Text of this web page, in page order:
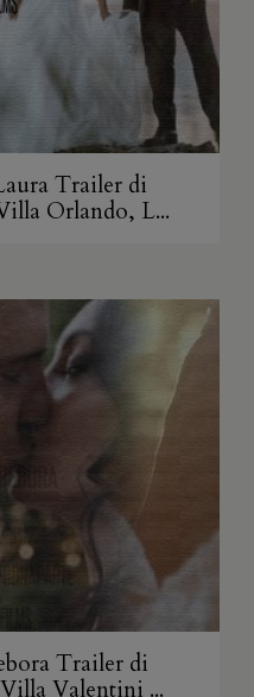
Trailer di
Orlando, L...
Trailer di
Valentini ...